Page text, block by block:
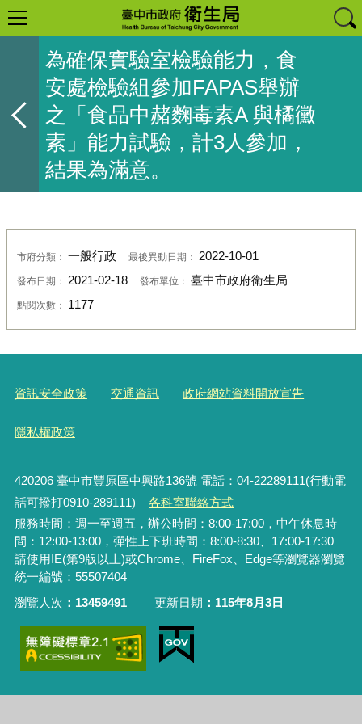
為確保實驗室檢驗能力，食
安處檢驗組參加FAPAS舉辦
之「食品中赭麴毒素A 與橘黴
素」能力試驗，計3人參加，
結果為滿意。
市府分類： 一般行政 最後異動日期： 2022-10-01
發布日期： 2021-02-18 發布單位： 臺中市政府衛生局
點閱次數： 1177
資訊安全政策 交通資訊 政府網站資料開放宣告
隱私權政策
420206臺中市豐原區中興路136號 電話：04-22289111(行動電
話可撥打0910-289111)
各科室聯絡方式
服務時間：週一至週五，辦公時間：8:00-17:00，中午休息時
間：12:00-13:00，彈性上下班時間：8:00-8:30、17:00-17:30
請使用IE(第9版以上)或Chrome、FireFox、Edge等瀏覽器瀏覽
統一編號：55507404
瀏覽人次
13459491 更新日期 115年8月3日